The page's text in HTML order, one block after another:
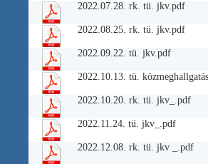
2022.07.28. rk. tü. jkv.pdf
2022.08.25. rk. tü. jkv.pdf
2022.09.22. tü. jkv.pdf
2022.10.13. tü.
2022.10.20. rk. tü. jkv_.pdf
2022.11.24. tü. jkv_.pdf
2022.12.08. rk. tü. jkv _.pdf